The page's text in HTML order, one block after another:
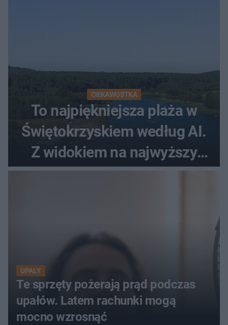
CIEKAWOSTKA
To najpiękniejsza plaża w
Świętokrzyskiem według AI.
Z widokiem na najwyższy
szczyt Gór Świętokrzyskich
UPAŁY
Te sprzęty pożerają prąd podczas
upałów. Latem rachunki mogą
mocno wzrosnąć